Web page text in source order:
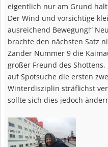
eigentlich nur am Grund
Der Wind und vorsichtige
ausreichend Bewegung!“
brachte den nächsten Satz
Zander Nummer 9 die
großer Freund des
auf Spotsuche die ersten
Winterdisziplin sträflichst
sollte sich dies jedoch